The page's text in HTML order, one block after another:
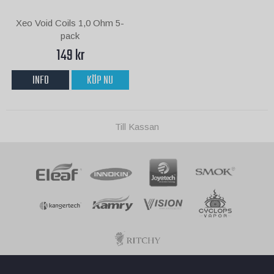
Xeo Void Coils 1,0 Ohm 5-
pack
149 kr
INFO KÖP NU
Till Kassan